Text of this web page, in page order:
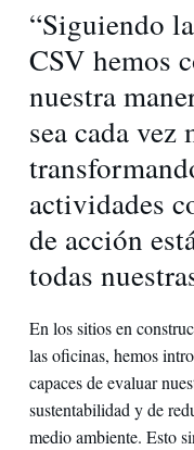
“Siguiendo
CSV hemos
nuestra
sea cada vez
actividades
de acción
todas
En los sitios en
las oficinas, hemos
capaces de evaluar
sustentabilidad y de
medio ambiente. Esto